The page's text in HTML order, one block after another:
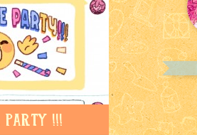
Party !!!